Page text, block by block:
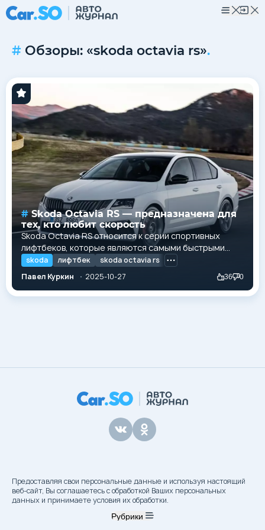
Рубрики
Обзоры: «skoda octavia rs».
Skoda Octavia RS — предназначена для
тех, кто любит скорость
Skoda Octavia RS относится к серии спортивных
лифтбеков, которые являются самыми быстрыми
среди всей линейки моделей данной марки. Это
подчёркивается и приставкой «RS». От машин в
данном сегменте линейка RS выделяется более
яркой и презентабельной внешностью. Особенно
изящные полоски светодиодных...
skoda лифтбек
skoda octavia rs
Павел Куркин
2025-10-27 36 0
Предоставляя свои персональные данные и используя настоящий
веб-сайт, Вы соглашаетесь с обработкой Ваших персональных
данных и принимаете условия их обработки.